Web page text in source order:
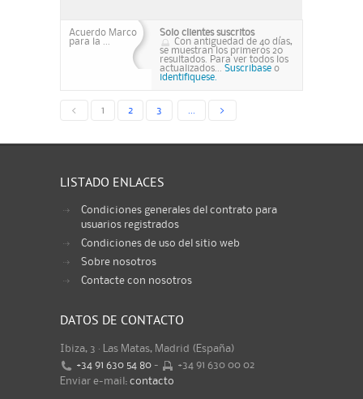
Acuerdo Marco
para la ...
Solo clientes suscritos
Con antiguedad de 40 días,
se muestran los primeros 20
resultados. Para ver todos los
actualizados... Suscribase o
identifiquese.
< 1 2 3 >
LISTADO ENLACES
Condiciones generales del contrato para
usuarios registrados
Condiciones de uso del sitio web
Sobre nosotros
Contacte con nosotros
DATOS DE CONTACTO
Ibiza, 3 · Las Matas, Madrid (España)
+34 91 630 54 80 -
+34 91 630 00 02
Enviar e-mail: contacto